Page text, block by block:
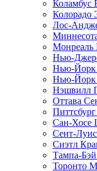
Коламбус
Колорадо
Лос-
Монреаль
Нью-
Нью-Йорк
Нью-Йорк
Нэшвилл
Оттава
Сан-Хосе
Сент-
Сиэтл
Тампа-
Торонто